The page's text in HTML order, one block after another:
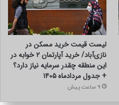
لیست قیمت خرید مسکن در
نازی‌آباد/ خرید آپارتمان ۲ خوابه در
این منطقه چقدر سرمایه نیاز دارد؟
+ جدول مردادماه ۱۴۰۵
9 ساعت پیش